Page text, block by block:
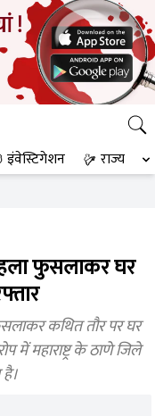
इंवेस्टिगेशन राज्य
फुसलाकर घर
कथित तौर पर घर
महाराष्ट्र के ठाणे जिले